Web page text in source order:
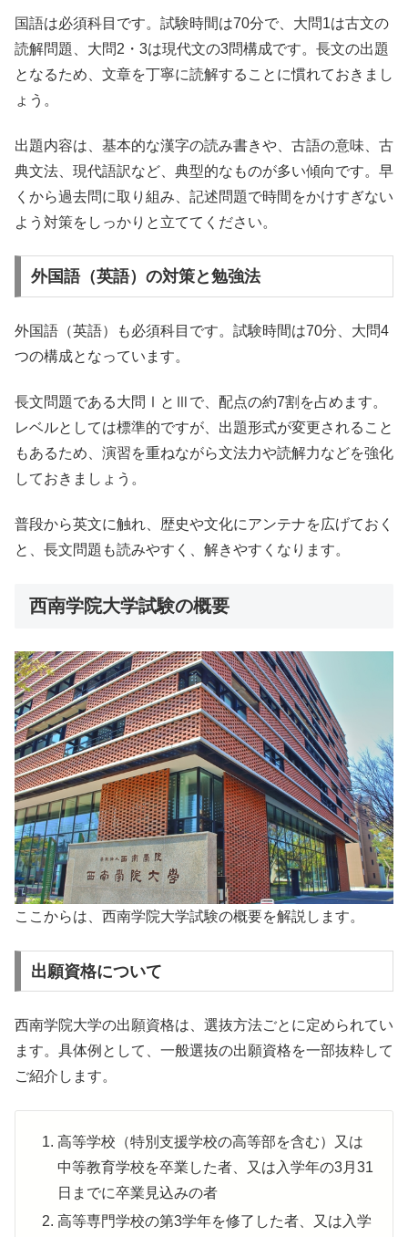
国語は必須科目です。試験時間は70分で、大問1は古文の
読解問題、大問2・3は現代文の3問構成です。長文の出題
となるため、文章を丁寧に読解することに慣れておきまし
ょう。
出題内容は、基本的な漢字の読み書きや、古語の意味、古
典文法、現代語訳など、典型的なものが多い傾向です。早
くから過去問に取り組み、記述問題で時間をかけすぎない
よう対策をしっかりと立ててください。
外国語（英語）の対策と勉強法
外国語（英語）も必須科目です。試験時間は70分、大問4
つの構成となっています。
長文問題である大問ⅠとⅢで、配点の約7割を占めます。
レベルとしては標準的ですが、出題形式が変更されること
もあるため、演習を重ねながら文法力や読解力などを強化
しておきましょう。
普段から英文に触れ、歴史や文化にアンテナを広げておく
と、長文問題も読みやすく、解きやすくなります。
西南学院大学試験の概要
ここからは、西南学院大学試験の概要を解説します。
出願資格について
西南学院大学の出願資格は、選抜方法ごとに定められてい
ます。具体例として、一般選抜の出願資格を一部抜粋して
ご紹介します。
高等学校（特別支援学校の高等部を含む）又は
中等教育学校を卒業した者、又は入学年の3月31
日までに卒業見込みの者
高等専門学校の第3学年を修了した者、又は入学